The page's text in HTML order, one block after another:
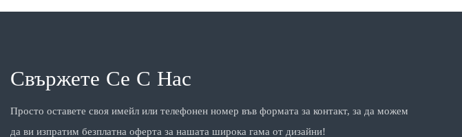
Свържете Се С Нас
Просто оставете своя имейл или телефонен номер във формата за контакт, за да можем
да ви изпратим безплатна оферта за нашата широка гама от дизайни!